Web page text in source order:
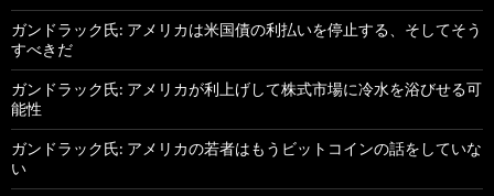
ガンドラック氏: アメリカは米国債の利払いを停止する、そしてそう
すべきだ
ガンドラック氏: アメリカが利上げして株式市場に冷水を浴びせる可
能性
ガンドラック氏: アメリカの若者はもうビットコインの話をしていな
い